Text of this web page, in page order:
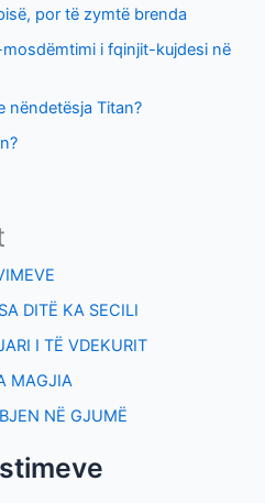
por të zymtë brenda
i fqinjit-kujdesi në
nëndetësja Titan?
DITË KA SECILI
I TË VDEKURIT
MAGJIA
NË GJUMË